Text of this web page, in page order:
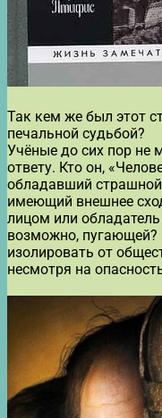
Так кем же был этот
печальной судьбой?
Учёные до сих пор не
ответу. Кто он,
обладавший страшной
имеющий внешнее
лицом или
возможно, пугающей?
изолировать от
несмотря на